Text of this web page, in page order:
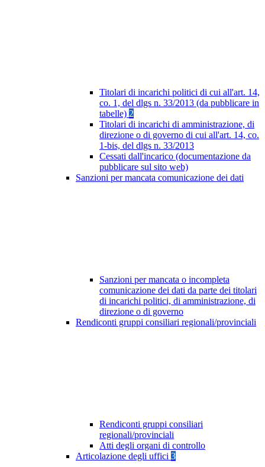
Titolari di incarichi politici di cui all'art. 14,
co. 1, del dlgs n. 33/2013 (da pubblicare in
tabelle) 2
Titolari di incarichi di amministrazione, di
direzione o di governo di cui all'art. 14, co.
1-bis, del dlgs n. 33/2013
Cessati dall'incarico (documentazione da
pubblicare sul sito web)
Sanzioni per mancata comunicazione dei dati
Sanzioni per mancata o incompleta
comunicazione dei dati da parte dei titolari
di incarichi politici, di amministrazione, di
direzione o di governo
Rendiconti gruppi consiliari regionali/provinciali
Rendiconti gruppi consiliari
regionali/provinciali
Atti degli organi di controllo
Articolazione degli uffici 3